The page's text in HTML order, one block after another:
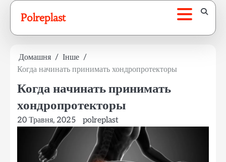
Перейти
вмісту
Polreplast
Домашня
Інше
Когда начинать принимать хондропротекторы
Когда начинать принимать
хондропротекторы
20 Травня, 2025 polreplast